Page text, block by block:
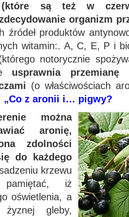
są też w
organizm
źródeł produktów
witamin:. A, C, E, P i
notorycznie
usprawnia
(o właściwościach
„Co z aronii i… pigwy?
można
aronię,
zdolności
do każdego
krzewu
iż
oświetlenia, a
gleby,